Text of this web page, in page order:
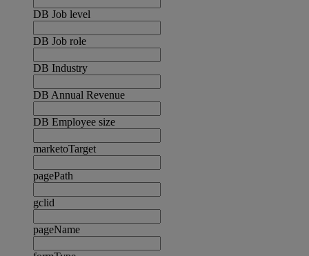
DB Job level
DB Job role
DB Industry
DB Annual Revenue
DB Employee size
marketoTarget
pagePath
gclid
pageName